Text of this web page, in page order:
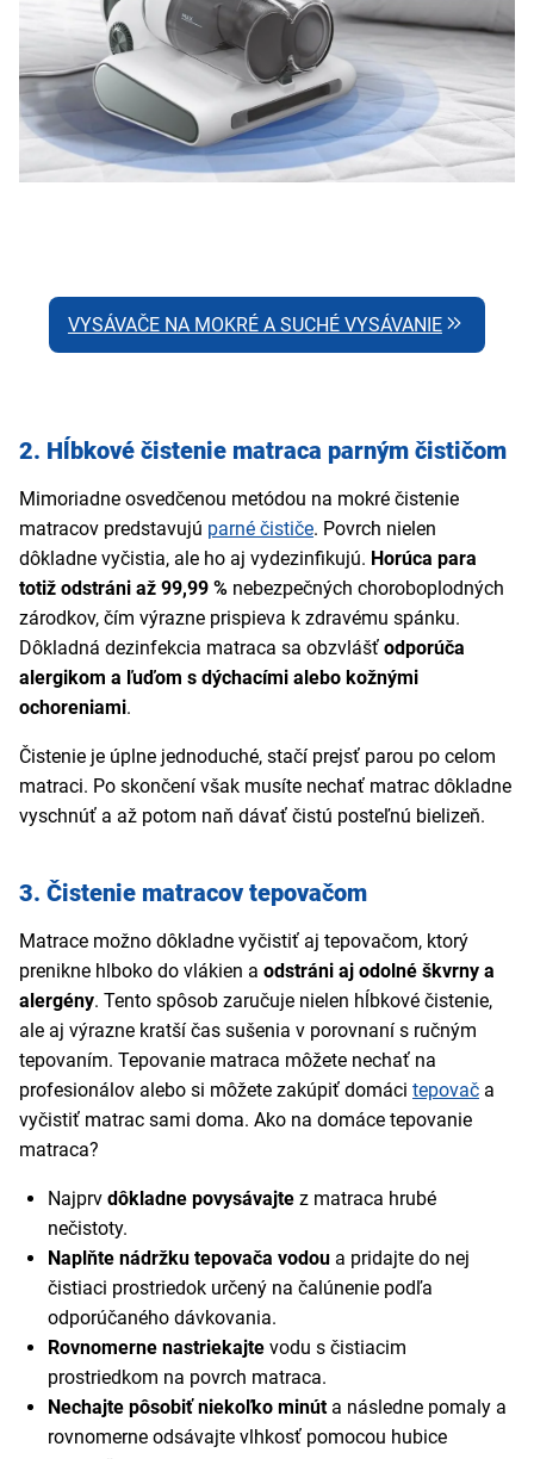
VYSÁVAČE NA MOKRÉ A SUCHÉ VYSÁVANIE
2. Hĺbkové čistenie matraca parným čističom
Mimoriadne osvedčenou metódou na mokré čistenie
matracov predstavujú parné čističe. Povrch nielen
dôkladne vyčistia, ale ho aj vydezinfikujú. Horúca para
totiž odstráni až 99,99 % nebezpečných choroboplodných
zárodkov, čím výrazne prispieva k zdravému spánku.
Dôkladná dezinfekcia matraca sa obzvlášť odporúča
alergikom a ľuďom s dýchacími alebo kožnými
ochoreniami.
Čistenie je úplne jednoduché, stačí prejsť parou po celom
matraci. Po skončení však musíte nechať matrac dôkladne
vyschnúť a až potom naň dávať čistú posteľnú bielizeň.
3. Čistenie matracov tepovačom
Matrace možno dôkladne vyčistiť aj tepovačom, ktorý
prenikne hlboko do vlákien a odstráni aj odolné škvrny a
alergény. Tento spôsob zaručuje nielen hĺbkové čistenie,
ale aj výrazne kratší čas sušenia v porovnaní s ručným
tepovaním. Tepovanie matraca môžete nechať na
profesionálov alebo si môžete zakúpiť domáci tepovač a
vyčistiť matrac sami doma. Ako na domáce tepovanie
matraca?
Najprv dôkladne povysávajte z matraca hrubé
nečistoty.
Naplňte nádržku tepovača vodou a pridajte do nej
čistiaci prostriedok určený na čalúnenie podľa
odporúčaného dávkovania.
Rovnomerne nastriekajte vodu s čistiacim
prostriedkom na povrch matraca.
Nechajte pôsobiť niekoľko minúta následne pomaly a
rovnomerne odsávajte vlhkosť pomocou hubice